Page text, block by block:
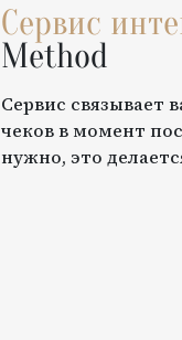
Сервис
Method
Сервис связывает
чеков в момент
нужно, это